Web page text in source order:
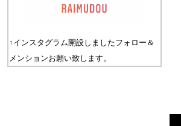
↑インスタグラム開設しましたフォロー＆
メンションお願い致します。